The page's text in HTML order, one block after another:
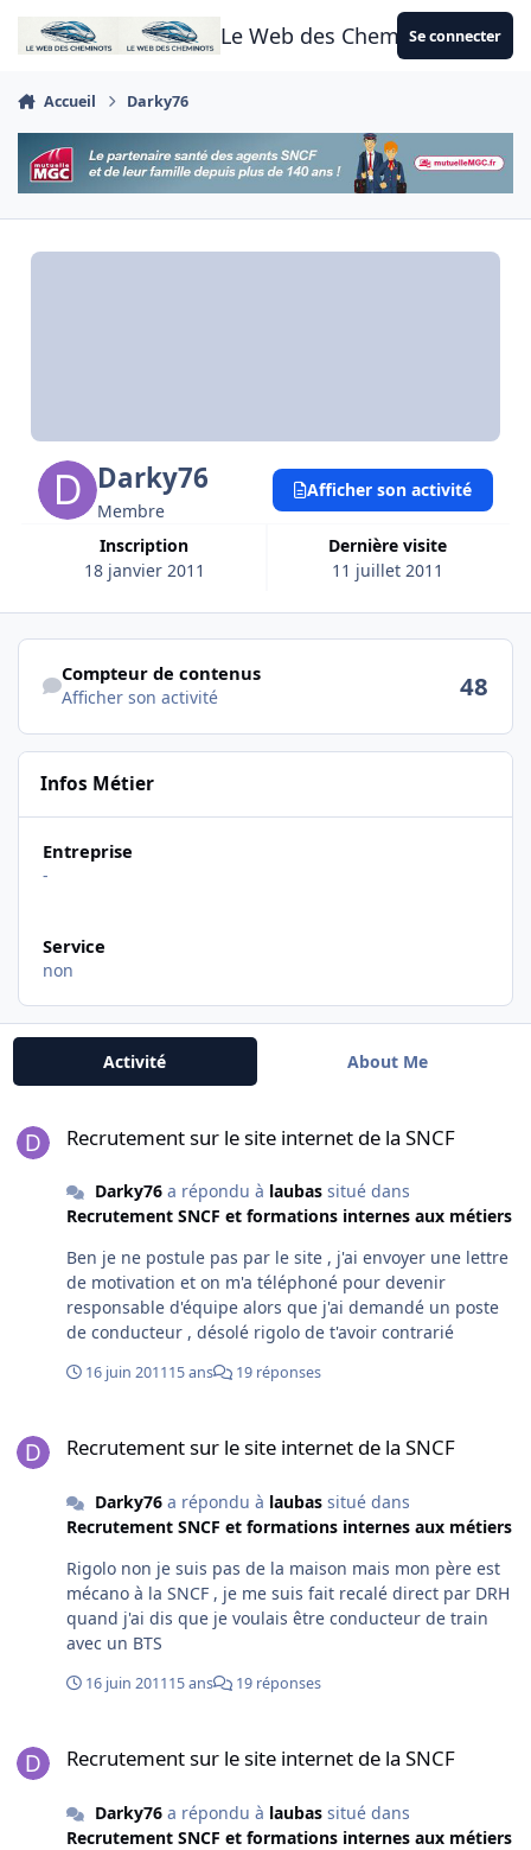
Aller au contenu
Le Web des CheminotsSe connecter
Accueil Darky76
Darky76
Membre
Inscription
18 janvier 2011
Dernière visite
11 juillet 2011
Afficher son activité
Afficher son activité
Compteur de contenus
Afficher son activité 48
Infos Métier
Entreprise
-
Service
non
Activité About Me
Recrutement sur le site internet de la SNCF
Darky76a répondu à laubassitué dans
Recrutement SNCF et formations internes aux métiers
Ben je ne postule pas par le site , j'ai envoyer une lettre
de motivation et on m'a téléphoné pour devenir
responsable d'équipe alors que j'ai demandé un poste
de conducteur , désolé rigolo de t'avoir contrarié
16 juin 201115 ans 19 réponses
Recrutement sur le site internet de la SNCF
Darky76a répondu à laubassitué dans
Recrutement SNCF et formations internes aux métiers
Rigolo non je suis pas de la maison mais mon père est
mécano à la SNCF , je me suis fait recalé direct par DRH
quand j'ai dis que je voulais être conducteur de train
avec un BTS
16 juin 201115 ans 19 réponses
Recrutement sur le site internet de la SNCF
Darky76a répondu à laubassitué dans
Recrutement SNCF et formations internes aux métiers